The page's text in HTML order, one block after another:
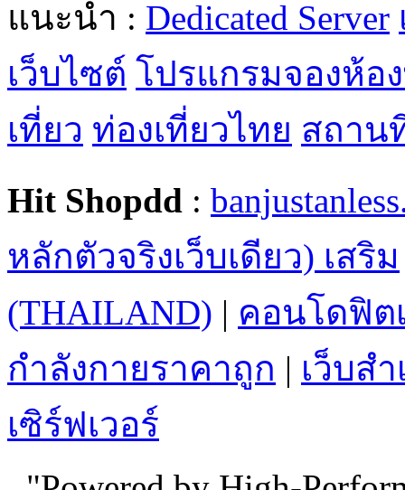
แนะนำ : Dedicated Server
เว็บไซต์ โปรแกรมจองห้อ
เที่ยว ท่องเที่ยวไทย สถาน
Hit Shopdd :
หลักตัวจริงเว็บเดียว) เสริม
(THAILAND) | คอนโดฟิต
กำลังกายราคาถูก | เว็บสำ
เซิร์ฟเวอร์